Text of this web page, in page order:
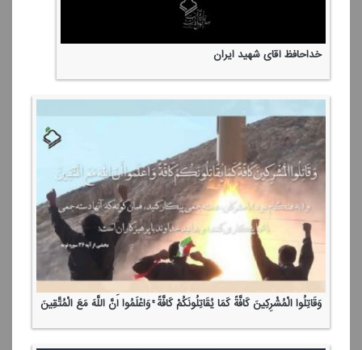
خداحافظ آقای شهید ایران
وَقَاتِلُوا الْمُشْرِكِینَ كَافَّةً كَمَا یُقَاتِلُونَكُمْ كَافَّةً ۚ وَاعْلَمُوا أَنَّ اللَّهَ مَعَ الْمُتَّقِینَ